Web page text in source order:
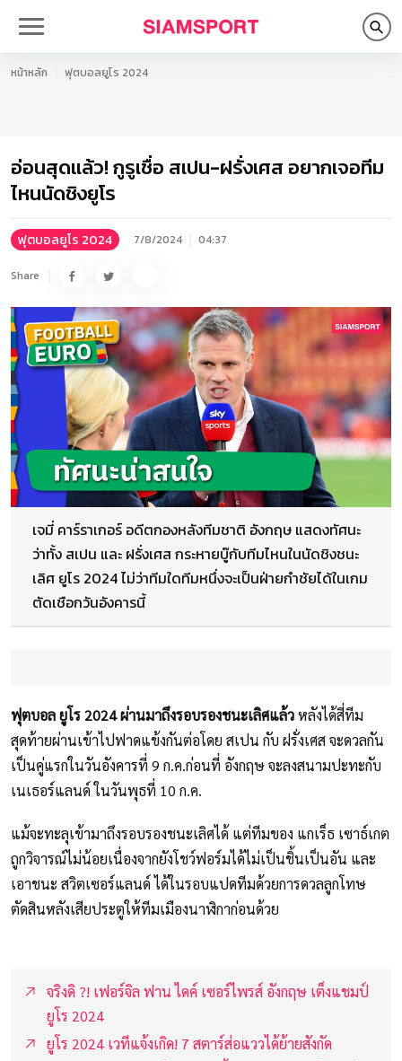
หน้าหลัก ฟุตบอลยูโร 2024
อ่อนสุดแล้ว! กูรูเชื่อ สเปน-ฝรั่งเศส อยากเจอทีม
ไหนนัดชิงยูโร
ฟุตบอลยูโร 2024 7/8/2024 04:37
Share
เจมี่ คาร์ราเกอร์ อดีตกองหลังทีมชาติ อังกฤษ แสดงทัศนะ
ว่าทั้ง สเปน และ ฝรั่งเศส กระหายบู๊กับทีมไหนในนัดชิงชนะ
เลิศ ยูโร 2024 ไม่ว่าทีมใดทีมหนึ่งจะเป็นฝ่ายกำชัยได้ในเกม
ตัดเชือกวันอังคารนี้
ฟุตบอล ยูโร 2024 ผ่านมาถึงรอบรองชนะเลิศแล้วหลังได้สี่ทีม
สุดท้ายผ่านเข้าไปฟาดแข้งกันต่อโดย สเปน กับ ฝรั่งเศส จะดวลกัน
เป็นคู่แรกในวันอังคารที่ 9 ก.ค.ก่อนที่ อังกฤษ จะลงสนามปะทะกับ
เนเธอร์แลนด์ ในวันพุธที่ 10 ก.ค.
แม้จะทะลุเข้ามาถึงรอบรองชนะเลิศได้ แต่ทีมของ แกเร็ธ เซาธ์เกต
ถูกวิจารณ์ไม่น้อยเนื่องจากยังโชว์ฟอร์มได้ไม่เป็นชิ้นเป็นอัน และ
เอาชนะ สวิตเซอร์แลนด์ ได้ในรอบแปดทีมด้วยการดวลลูกโทษ
ตัดสินหลังเสียประตูให้ทีมเมืองนาฬิกาก่อนด้วย
จริงดิ ?! เฟอร์จิล ฟาน ไดค์ เซอร์ไพรส์ อังกฤษ เต็งแชมป์
ยูโร 2024
ยูโร 2024 เวทีแจ้งเกิด! 7 สตาร์ส่อแววได้ย้ายสังกัด